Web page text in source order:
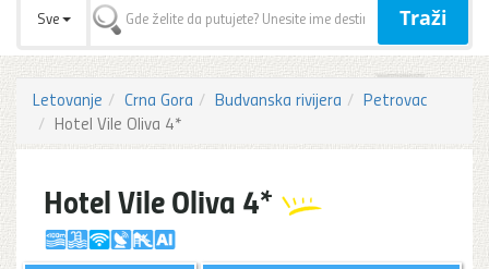
Sve Traži
Letovanje Crna Gora Budvanska rivijera
Petrovac
Hotel Vile Oliva 4*
Hotel Vile Oliva 4*